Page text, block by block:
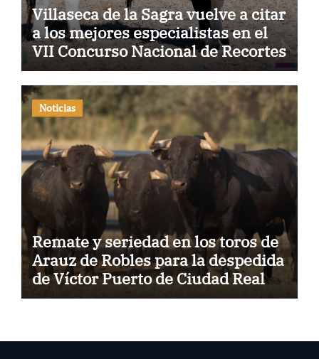
Villaseca de la Sagra vuelve a citar
a los mejores especialistas en el
VII Concurso Nacional de Recortes
Noticias
Remate y seriedad en los toros de
Arauz de Robles para la despedida
de Víctor Puerto de Ciudad Real y
el gran momento de Luque y